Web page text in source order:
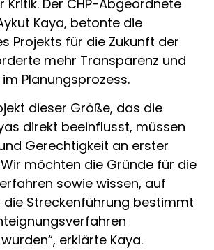
Kritik. Der CHP-Abgeordnete
Kaya, betonte die
Projekts für die Zukunft der
mehr Transparenz und
Planungsprozess.
dieser Größe, das die
direkt beeinflusst, müssen
Gerechtigkeit an erster
möchten die Gründe für die
sowie wissen, auf
die Streckenführung bestimmt
erklärte Kaya.